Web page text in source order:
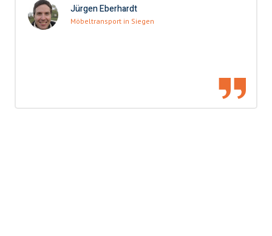
Jürgen Eberhardt
Möbeltransport in Siegen